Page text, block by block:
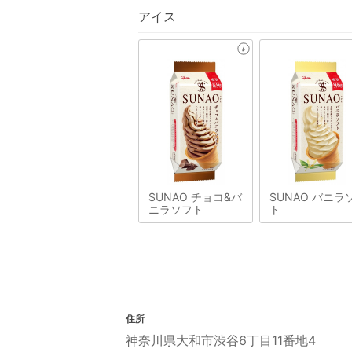
アイス
SUNAO チョコ&バ
ニラソフト
SUNAO バニラ
ト
住所
神奈川県大和市渋谷6丁目11番地4